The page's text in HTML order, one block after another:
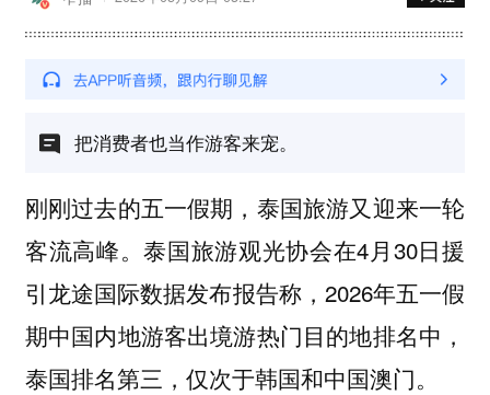
把消费者也当作游客来宠。
刚刚过去的五一假期，泰国旅游又迎来一轮
客流高峰。泰国旅游观光协会在4月30日援
引龙途国际数据发布报告称，2026年五一假
期中国内地游客出境游热门目的地排名中，
泰国排名第三，仅次于韩国和中国澳门。